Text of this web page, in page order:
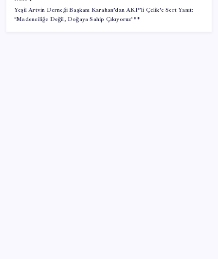
Yeşil Artvin Derneği Başkanı Karahan’dan AKP’li Çelik’e Sert Yanıt:
‘Madenciliğe Değil, Doğaya Sahip Çıkıyoruz’**